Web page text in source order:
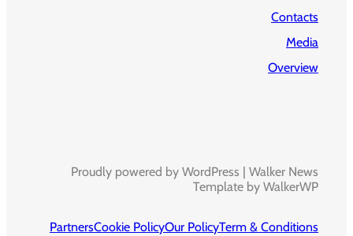
Contacts
Media
Overview
Proudly powered by WordPress | Walker News
Template by WalkerWP
Term & Conditions
Our Policy
Cookie Policy
Partners